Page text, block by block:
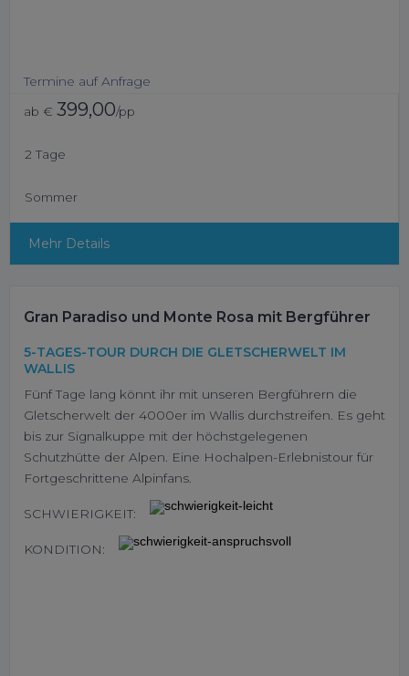
Termine auf Anfrage
ab € 399,00/pp
2 Tage
Sommer
Mehr Details
Gran Paradiso und Monte Rosa mit Bergführer
5-TAGES-TOUR DURCH DIE GLETSCHERWELT IM
WALLIS
Fünf Tage lang könnt ihr mit unseren Bergführern die
Gletscherwelt der 4000er im Wallis durchstreifen. Es geht
bis zur Signalkuppe mit der höchstgelegenen
Schutzhütte der Alpen. Eine Hochalpen-Erlebnistour für
Fortgeschrittene Alpinfans.
SCHWIERIGKEIT:
KONDITION: